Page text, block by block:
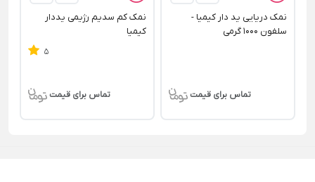
نمک دریایی ید دار کیمیا -
سلفون 1000 گرمی
تماس برای قیمت
نمک کم سدیم رژیمی یددار
کیمیا
5
تماس برای قیمت